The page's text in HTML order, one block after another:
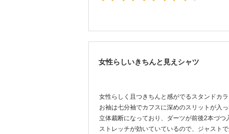
女性らしいきちんと見えシャツ
女性らしく且つきちんと感がでるスタンドカラ
お袖は七分袖でカフスに深めのスリットが入
立体裁断になっており、ダーツが前後2本づつ
ストレッチが効いていているので、ジャスト